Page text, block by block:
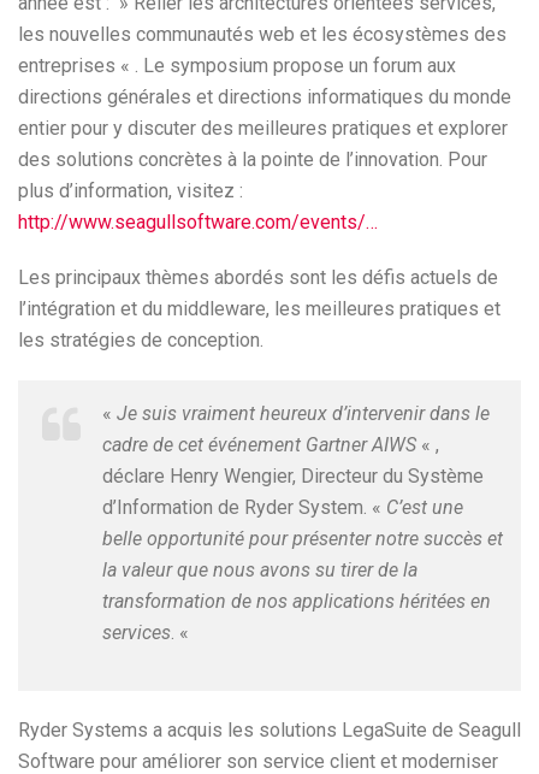
les nouvelles communautés web et les écosystèmes des
entreprises « . Le symposium propose un forum aux
directions générales et directions informatiques du monde
entier pour y discuter des meilleures pratiques et explorer
des solutions concrètes à la pointe de l’innovation. Pour
plus d’information, visitez :
http://www.seagullsoftware.com/events/…
Les principaux thèmes abordés sont les défis actuels de
l’intégration et du middleware, les meilleures pratiques et
les stratégies de conception.
« Je suis vraiment heureux d’intervenir dans le
cadre de cet événement Gartner AIWS « ,
déclare Henry Wengier, Directeur du Système
d’Information de Ryder System. « C’est une
belle opportunité pour présenter notre succès et
la valeur que nous avons su tirer de la
transformation de nos applications héritées en
services. «
Ryder Systems a acquis les solutions LegaSuite de Seagull
Software pour améliorer son service client et moderniser